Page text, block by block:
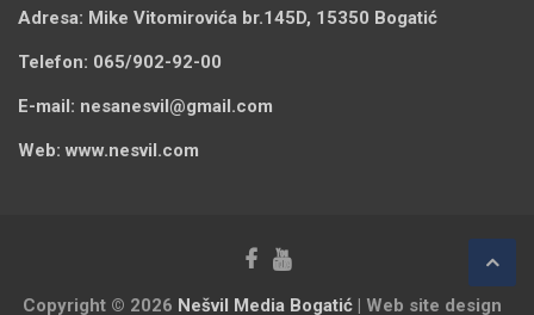
Adresa: Mike Vitomirovića br.145D, 15350 Bogatić
Telefon: 065/902-92-00
E-mail: nesanesvil@gmail.com
Web: www.nesvil.com
Copyright © 2026 Nešvil Media Bogatić | Web site design